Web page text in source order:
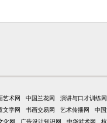
艺术网 中国兰花网 演讲与口才训练网
文学网 书画交易网 艺术传播网 中
化网 广告设计知识网 中华武术网